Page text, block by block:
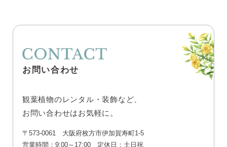
お問い合わせ
観葉植物のレンタル・装飾など、
お問い合わせはお気軽に。
〒573-0061 大阪府枚方市伊加賀寿町1-5
営業時間：9:00～17:00 定休日：土日祝